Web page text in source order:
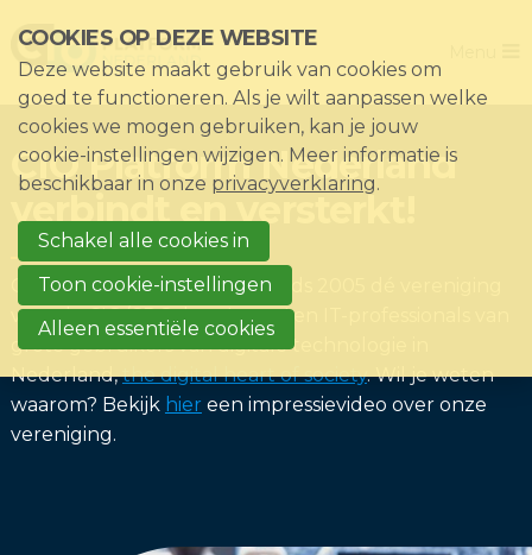
links
over
Direct
naar
het
Direct
naar
de
paginainhoud
CIO Platform Nederland
verbindt en versterkt!
CIO Platform Nederland is sinds 2005 dé vereniging
voor de CIO/CDO, hun 'peers' en IT-professionals van
grote gebruikers van digitale technologie in
Nederland,the digital heart of society. Wil je weten
waarom? Bekijk hier een impressievideo over onze
vereniging.
Home
De vereniging
Thema's
Impact
Nieuws & Kennisbank
Events
Lid worden?
Registreren
COOKIES OP DEZE WEBSITE
Deze website maakt gebruik van cookies om
goed te functioneren. Als je wilt aanpassen welke
cookies we mogen gebruiken, kan je jouw
cookie-instellingen wijzigen. Meer informatie is
beschikbaar in onze privacyverklaring.
Schakel alle cookies in
Toon cookie-instellingen
Alleen essentiële cookies